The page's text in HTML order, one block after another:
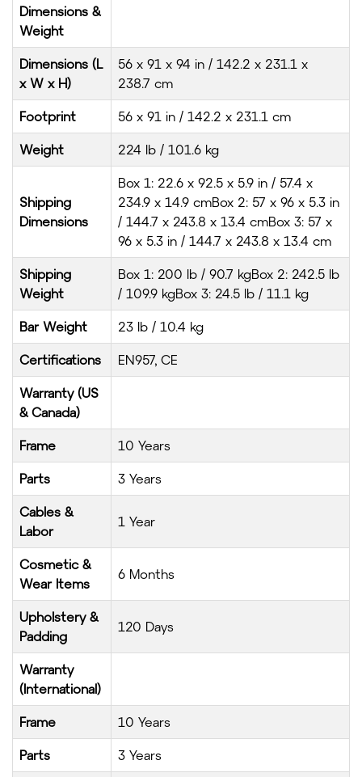
Dimensions &
Weight
Dimensions (L
x W x H)
56 x 91 x 94 in / 142.2 x 231.1 x
238.7 cm
Footprint 56 x 91 in / 142.2 x 231.1 cm
Weight 224 lb / 101.6 kg
Shipping
Dimensions
Box 1: 22.6 x 92.5 x 5.9 in / 57.4 x
234.9 x 14.9 cmBox 2: 57 x 96 x 5.3 in
/ 144.7 x 243.8 x 13.4 cmBox 3: 57 x
96 x 5.3 in / 144.7 x 243.8 x 13.4 cm
Shipping
Weight
Box 1: 200 lb / 90.7 kgBox 2: 242.5 lb
/ 109.9 kgBox 3: 24.5 lb / 11.1 kg
Bar Weight 23 lb / 10.4 kg
Certifications EN957, CE
Warranty (US
& Canada)
Frame 10 Years
Parts 3 Years
Cables &
Labor
1 Year
Cosmetic &
Wear Items
6 Months
Upholstery &
Padding
120 Days
Warranty
(International)
Frame 10 Years
Parts 3 Years